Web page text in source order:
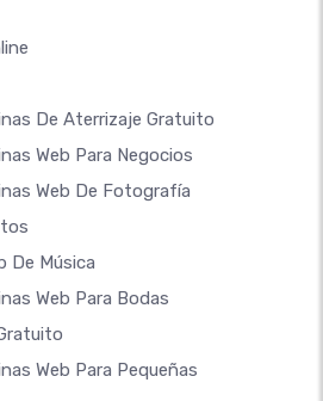
De Aterrizaje Gratuito
Web Para Negocios
Web De Fotografía
De Música
Web Para Bodas
Web Para Pequeñas